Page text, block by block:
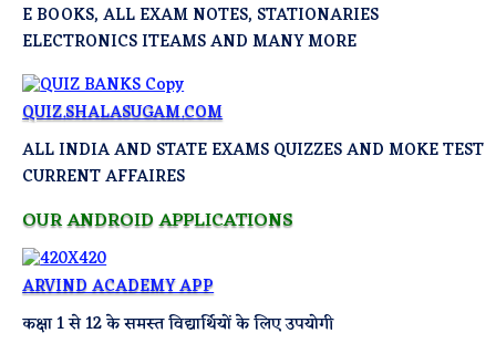
E BOOKS, ALL EXAM NOTES, STATIONARIES
ELECTRONICS ITEAMS AND MANY MORE
QUIZ.SHALASUGAM.COM
ALL INDIA AND STATE EXAMS QUIZZES AND MOKE TEST
CURRENT AFFAIRES
OUR ANDROID APPLICATIONS
ARVIND ACADEMY APP
कक्षा 1 से 12 के समस्त विद्यार्थियों के लिए उपयोगी